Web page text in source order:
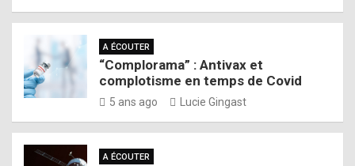
A ÉCOUTER
“Complorama” : Antivax et
complotisme en temps de Covid
5 ans ago Lucie Gingast
A ÉCOUTER